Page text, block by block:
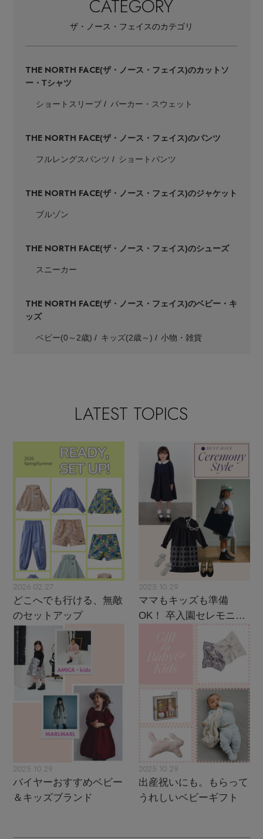
CATEGORY
ザ・ノース・フェイスのカテゴリ
THE NORTH FACE(ザ・ノース・フェイス)のカットソ
ー・Tシャツ
ショートスリーブ パーカー・スウェット
THE NORTH FACE(ザ・ノース・フェイス)のパンツ
フルレングスパンツ ショートパンツ
THE NORTH FACE(ザ・ノース・フェイス)のジャケット
ブルゾン
THE NORTH FACE(ザ・ノース・フェイス)のシューズ
スニーカー
THE NORTH FACE(ザ・ノース・フェイス)のベビー・キ
ッズ
ベビー(0～2歳) キッズ(2歳～) 小物・雑貨
LATEST TOPICS
2026.02.27
どこへでも行ける、無敵
のセットアップ
2025.10.29
ママもキッズも準備
OK！ 卒入園セレモニー
2025.10.29
バイヤーおすすめベビー
＆キッズブランド
2025.10.29
出産祝いにも。もらって
うれしいベビーギフト